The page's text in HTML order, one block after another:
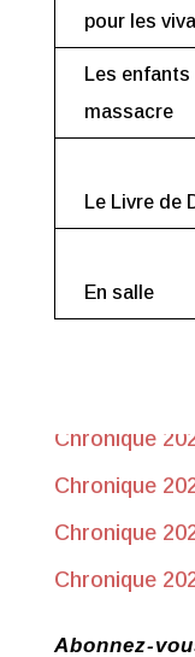
pour les
Les enfants
massacre
Le Livre de
En salle
Chronique
Chronique
Chronique
Chronique
Abonnez-